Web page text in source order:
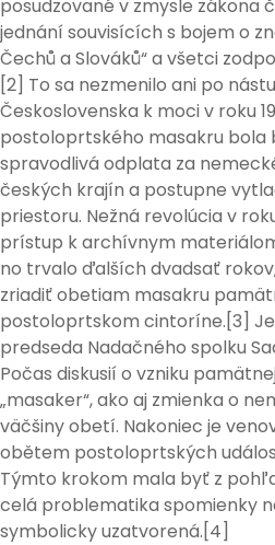
posudzované v zmysle zákona
jednání souvisících s bojem o
Čechů a Slováků“ a všetci
[2] To sa nezmenilo ani po
Československa k moci v roku
postoloprtského masakru bola
spravodlivá odplata za
českých krajín a postupne
priestoru. Nežná revolúcia v
prístup k archívnym
no trvalo ďalších dvadsať
zriadiť obetiam masakru
postoloprtskom cintoríne.[3]
predseda Nadačného spolku
Počas diskusií o vzniku
„masaker“, ako aj zmienka o
väčšiny obetí. Nakoniec je
obětem postoloprtských
Týmto krokom mala byť z
celá problematika spomienky
symbolicky uzatvorená.[4]